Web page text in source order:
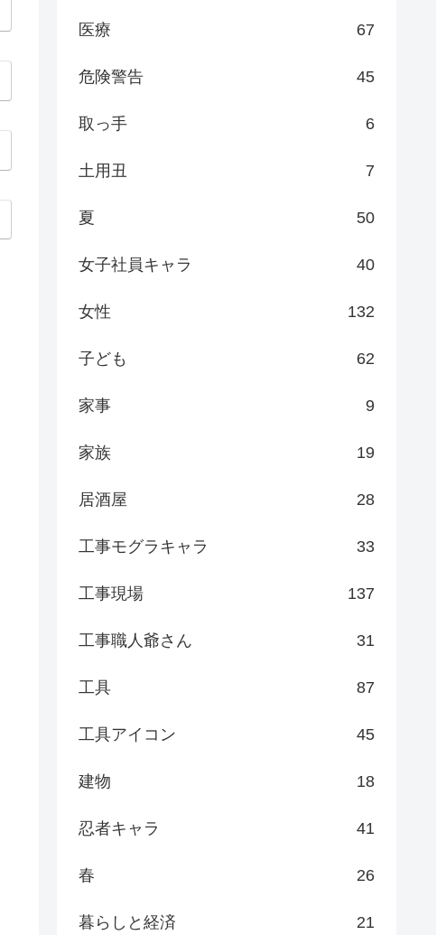
医療 67
危険警告 45
取っ手 6
土用丑 7
夏 50
女子社員キャラ 40
女性 132
子ども 62
家事 9
家族 19
居酒屋 28
工事モグラキャラ 33
工事現場 137
工事職人爺さん 31
工具 87
工具アイコン 45
建物 18
忍者キャラ 41
春 26
暮らしと経済 21